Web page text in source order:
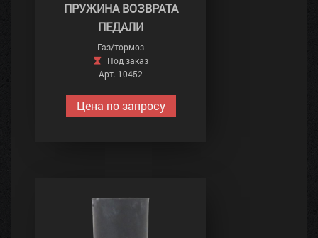
ПРУЖИНА ВОЗВРАТА
ПЕДАЛИ
Газ/тормоз
Под заказ
Арт. 10452
Цена по запросу